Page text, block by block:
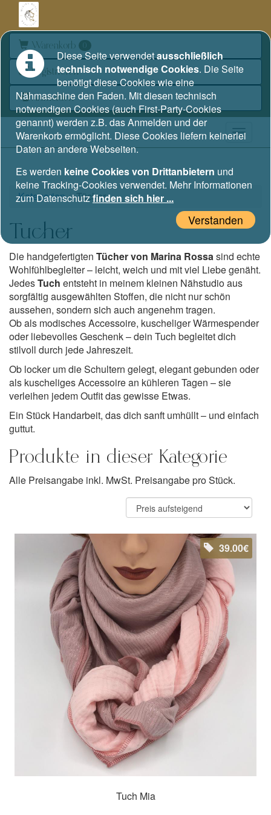
Warenkorb 0
Registrieren
Anmelden
Kategorien Tücher
Tücher
Die handgefertigten Tücher von Marina Rossasind echte
Wohlfühlbegleiter – leicht, weich und mit viel Liebe genäht.
JedesTuch entsteht in meinem kleinen Nähstudio aus
sorgfältig ausgewählten Stoffen, die nicht nur schön
aussehen, sondern sich auch angenehm tragen.
Ob als modisches Accessoire, kuscheliger Wärmespender
oder liebevolles Geschenk – dein Tuch begleitet dich
stilvoll durch jede Jahreszeit.
Ob locker um die Schultern gelegt, elegant gebunden oder
als kuscheliges Accessoire an kühleren Tagen – sie
verleihen jedem Outfit das gewisse Etwas.
Ein Stück Handarbeit, das dich sanft umhüllt – und einfach
guttut.
Produkte in dieser Kategorie
Alle Preisangabe inkl. MwSt. Preisangabe pro Stück.
39.00€
Tuch Mia
Diese Seite verwendetausschließlich
technisch notwendige Cookies. Die Seite
benötigt diese Cookies wie eine
Nähmaschine den Faden. Mit diesen technisch
notwendigen Cookies (auch First-Party-Cookies
genannt) werden z.B. das Anmelden und der
Warenkorb ermöglicht. Diese Cookies liefern keinerlei
Daten an andere Webseiten.
Es werden keine Cookies von Drittanbietern und
keine Tracking-Cookies verwendet. Mehr Informationen
zum Datenschutzfinden sich hier ...
Verstanden